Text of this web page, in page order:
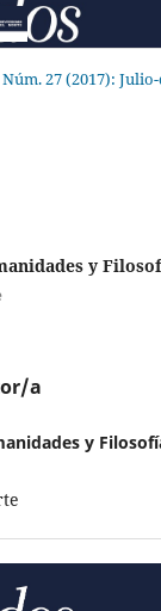
Núm. 27 (2017):
y
a
y